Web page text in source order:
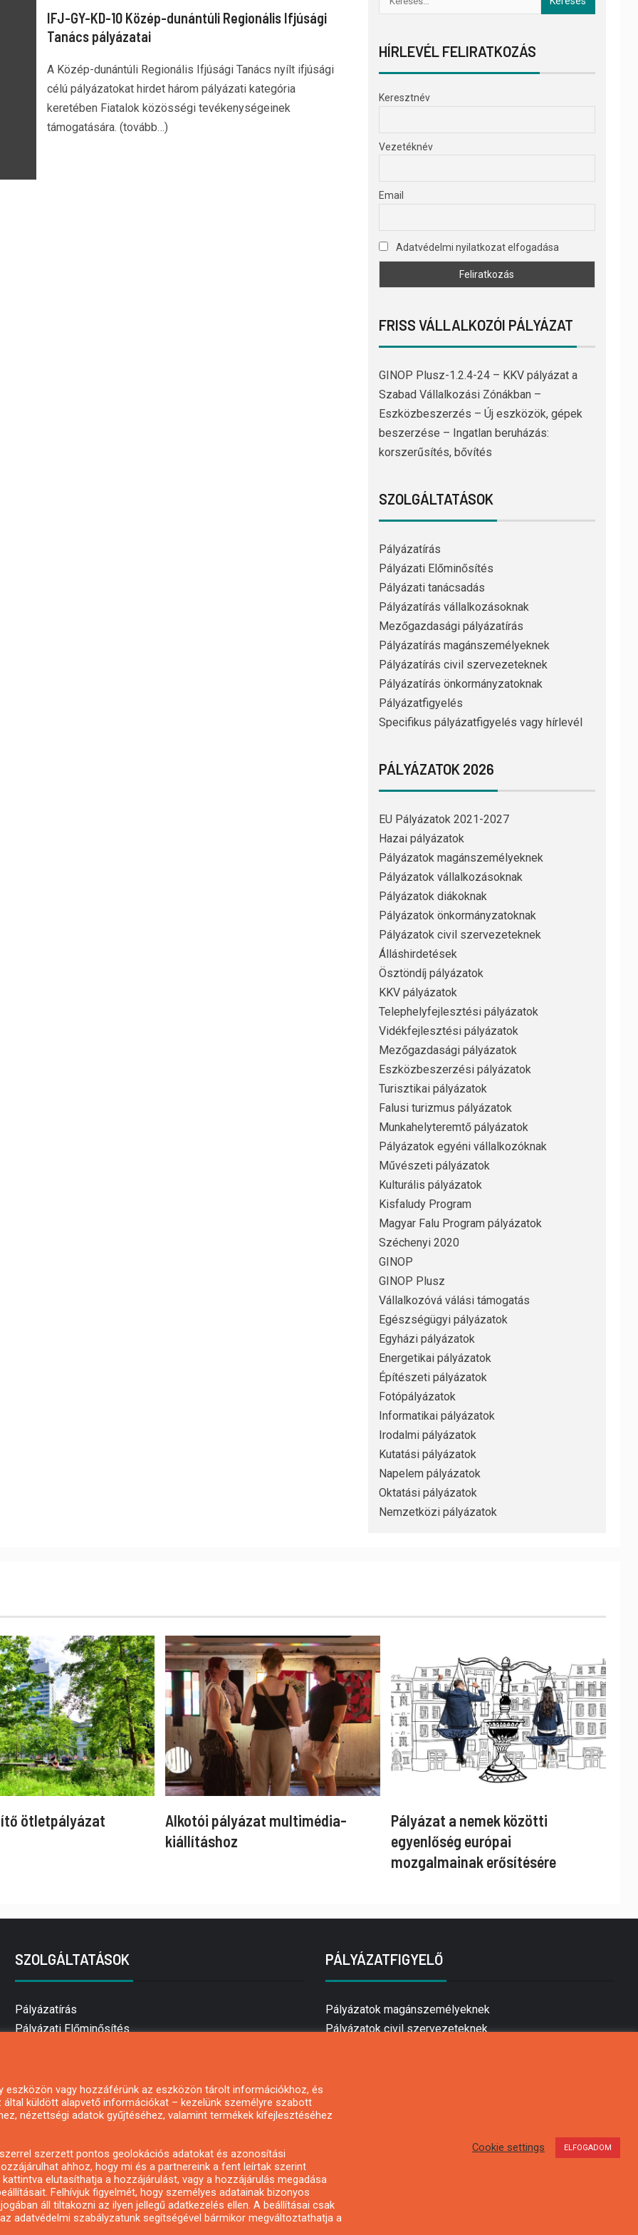
IFJ-GY-KD-10 Közép-dunántúli Regionális Ifjúsági
Tanács pályázatai
A Közép-dunántúli Regionális Ifjúsági Tanács nyílt ifjúsági
célú pályázatokat hirdet három pályázati kategória
keretében Fiatalok közösségi tevékenységeinek
támogatására. (tovább…)
HÍRLEVÉL FELIRATKOZÁS
Keresztnév
Vezetéknév
Email
Adatvédelmi nyilatkozat elfogadása
FRISS VÁLLALKOZÓI PÁLYÁZAT
GINOP Plusz-1.2.4-24 – KKV pályázat a
Szabad Vállalkozási Zónákban –
Eszközbeszerzés – Új eszközök, gépek
beszerzése – Ingatlan beruházás:
korszerűsítés, bővítés
SZOLGÁLTATÁSOK
Pályázatírás
Pályázati Előminősítés
Pályázati tanácsadás
Pályázatírás vállalkozásoknak
Mezőgazdasági pályázatírás
Pályázatírás magánszemélyeknek
Pályázatírás civil szervezeteknek
Pályázatírás önkormányzatoknak
Pályázatfigyelés
Specifikus pályázatfigyelés vagy hírlevél
PÁLYÁZATOK 2026
EU Pályázatok 2021-2027
Hazai pályázatok
Pályázatok magánszemélyeknek
Pályázatok vállalkozásoknak
Pályázatok diákoknak
Pályázatok önkormányzatoknak
Pályázatok civil szervezeteknek
Álláshirdetések
Ösztöndíj pályázatok
KKV pályázatok
Telephelyfejlesztési pályázatok
Vidékfejlesztési pályázatok
Mezőgazdasági pályázatok
Eszközbeszerzési pályázatok
Turisztikai pályázatok
Falusi turizmus pályázatok
Munkahelyteremtő pályázatok
Pályázatok egyéni vállalkozóknak
Művészeti pályázatok
Kulturális pályázatok
Kisfaludy Program
Magyar Falu Program pályázatok
Széchenyi 2020
GINOP
GINOP Plusz
Vállalkozóvá válási támogatás
Egészségügyi pályázatok
Egyházi pályázatok
Energetikai pályázatok
Építészeti pályázatok
Fotópályázatok
Informatikai pályázatok
Irodalmi pályázatok
Kutatási pályázatok
Napelem pályázatok
Oktatási pályázatok
Nemzetközi pályázatok
ötletpályázat
Alkotói pályázat multimédia-
kiállításhoz
Pályázat a nemek közötti
egyenlőség európai
mozgalmainak erősítésére
SZOLGÁLTATÁSOK
Pályázatírás
Pályázati Előminősítés
Mezőgazdasági pályázatírás
Pályázatírás magánszemélyeknek
Pályázatírás civil szervezeteknek
Pályázatfigyelés
Specifikus pályázatfigyelés vagy hírlevél
PÁLYÁZATFIGYELŐ
Pályázatok magánszemélyeknek
Pályázatok civil szervezeteknek
vagy hozzáférünk az eszközön tárolt információkhoz, és
küldött alapvető információkat – kezelünk személyre szabott
nézettségi adatok gyűjtéséhez, valamint termékek kifejlesztéséhez
szerzett pontos geolokációs adatokat és azonosítási
ahhoz, hogy mi és a partnereink a fent leírtak szerint
elutasíthatja a hozzájárulást, vagy a hozzájárulás megadása
Felhívjuk figyelmét, hogy személyes adatainak bizonyos
áll tiltakozni az ilyen jellegű adatkezelés ellen. A beállításai csak
adatvédelmi szabályzatunk segítségével bármikor megváltoztathatja a
Cookie settings ELFOGADOM